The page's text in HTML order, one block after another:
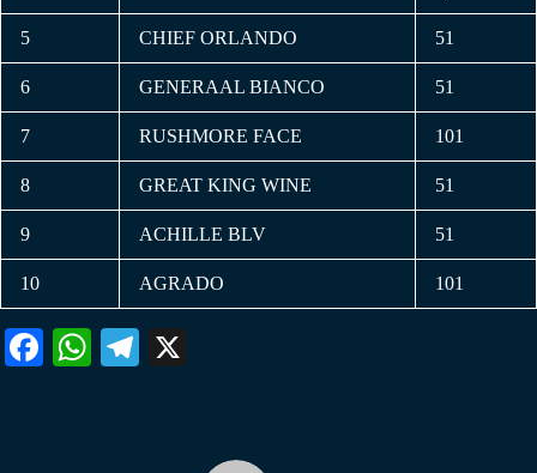
5 CHIEF ORLANDO 51
6 GENERAAL BIANCO 51
7 RUSHMORE FACE 101
8 GREAT KING WINE 51
9 ACHILLE BLV 51
10 AGRADO 101
Fa W
Te